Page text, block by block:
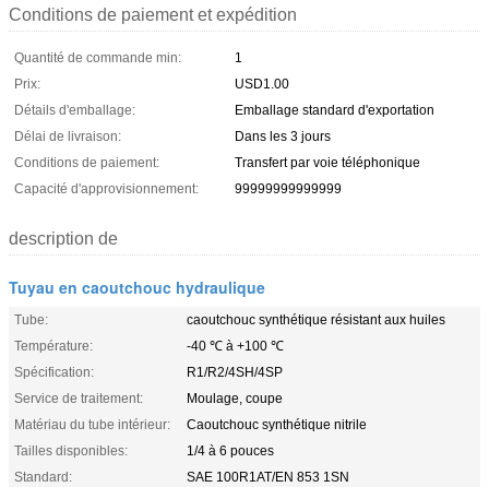
Conditions de paiement et expédition
Quantité de commande min:
1
Prix:
USD1.00
Détails d'emballage:
Emballage standard d'exportation
Délai de livraison:
Dans les 3 jours
Conditions de paiement:
Transfert par voie téléphonique
Capacité d'approvisionnement:
99999999999999
description de
Tuyau en caoutchouc hydraulique
Tube:
caoutchouc synthétique résistant aux huiles
Température:
-40 ℃ à +100 ℃
Spécification:
R1/R2/4SH/4SP
Service de traitement:
Moulage, coupe
Matériau du tube intérieur:
Caoutchouc synthétique nitrile
Tailles disponibles:
1/4 à 6 pouces
Standard:
SAE 100R1AT/EN 853 1SN